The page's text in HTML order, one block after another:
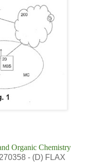
Organic Chemistry
- (D) FLAX